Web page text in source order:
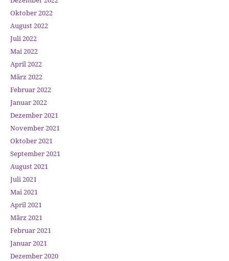
Oktober 2022
August 2022
Juli 2022
Mai 2022
April 2022
März 2022
Februar 2022
Januar 2022
Dezember 2021
November 2021
Oktober 2021
September 2021
August 2021
Juli 2021
Mai 2021
April 2021
März 2021
Februar 2021
Januar 2021
Dezember 2020